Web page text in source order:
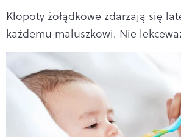
Kłopoty żołądkowe zdarzają się
każdemu maluszkowi. Nie